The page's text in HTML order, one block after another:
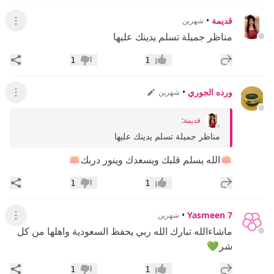
قديمة • شهرين عرض
مناظر جميلة تسلم يدينك عليها
إضافة رد جديد إعجاب1 عدم إعجاب
1
ورده الجوري • شهرين عرض
قديمة:
مناظر جميلة تسلم يدينك عليها
🪷الله يسلم قلبك ويسعدك وينور دربك🪷
إضافة رد جديد إعجاب1 عدم إعجاب
1
Yasmeen 7
• شهرين عرض
ماشاءالله تبارك الله ربي يحفظ السعودية واهلها من كل
شر💚
إضافة رد جديد 1
1